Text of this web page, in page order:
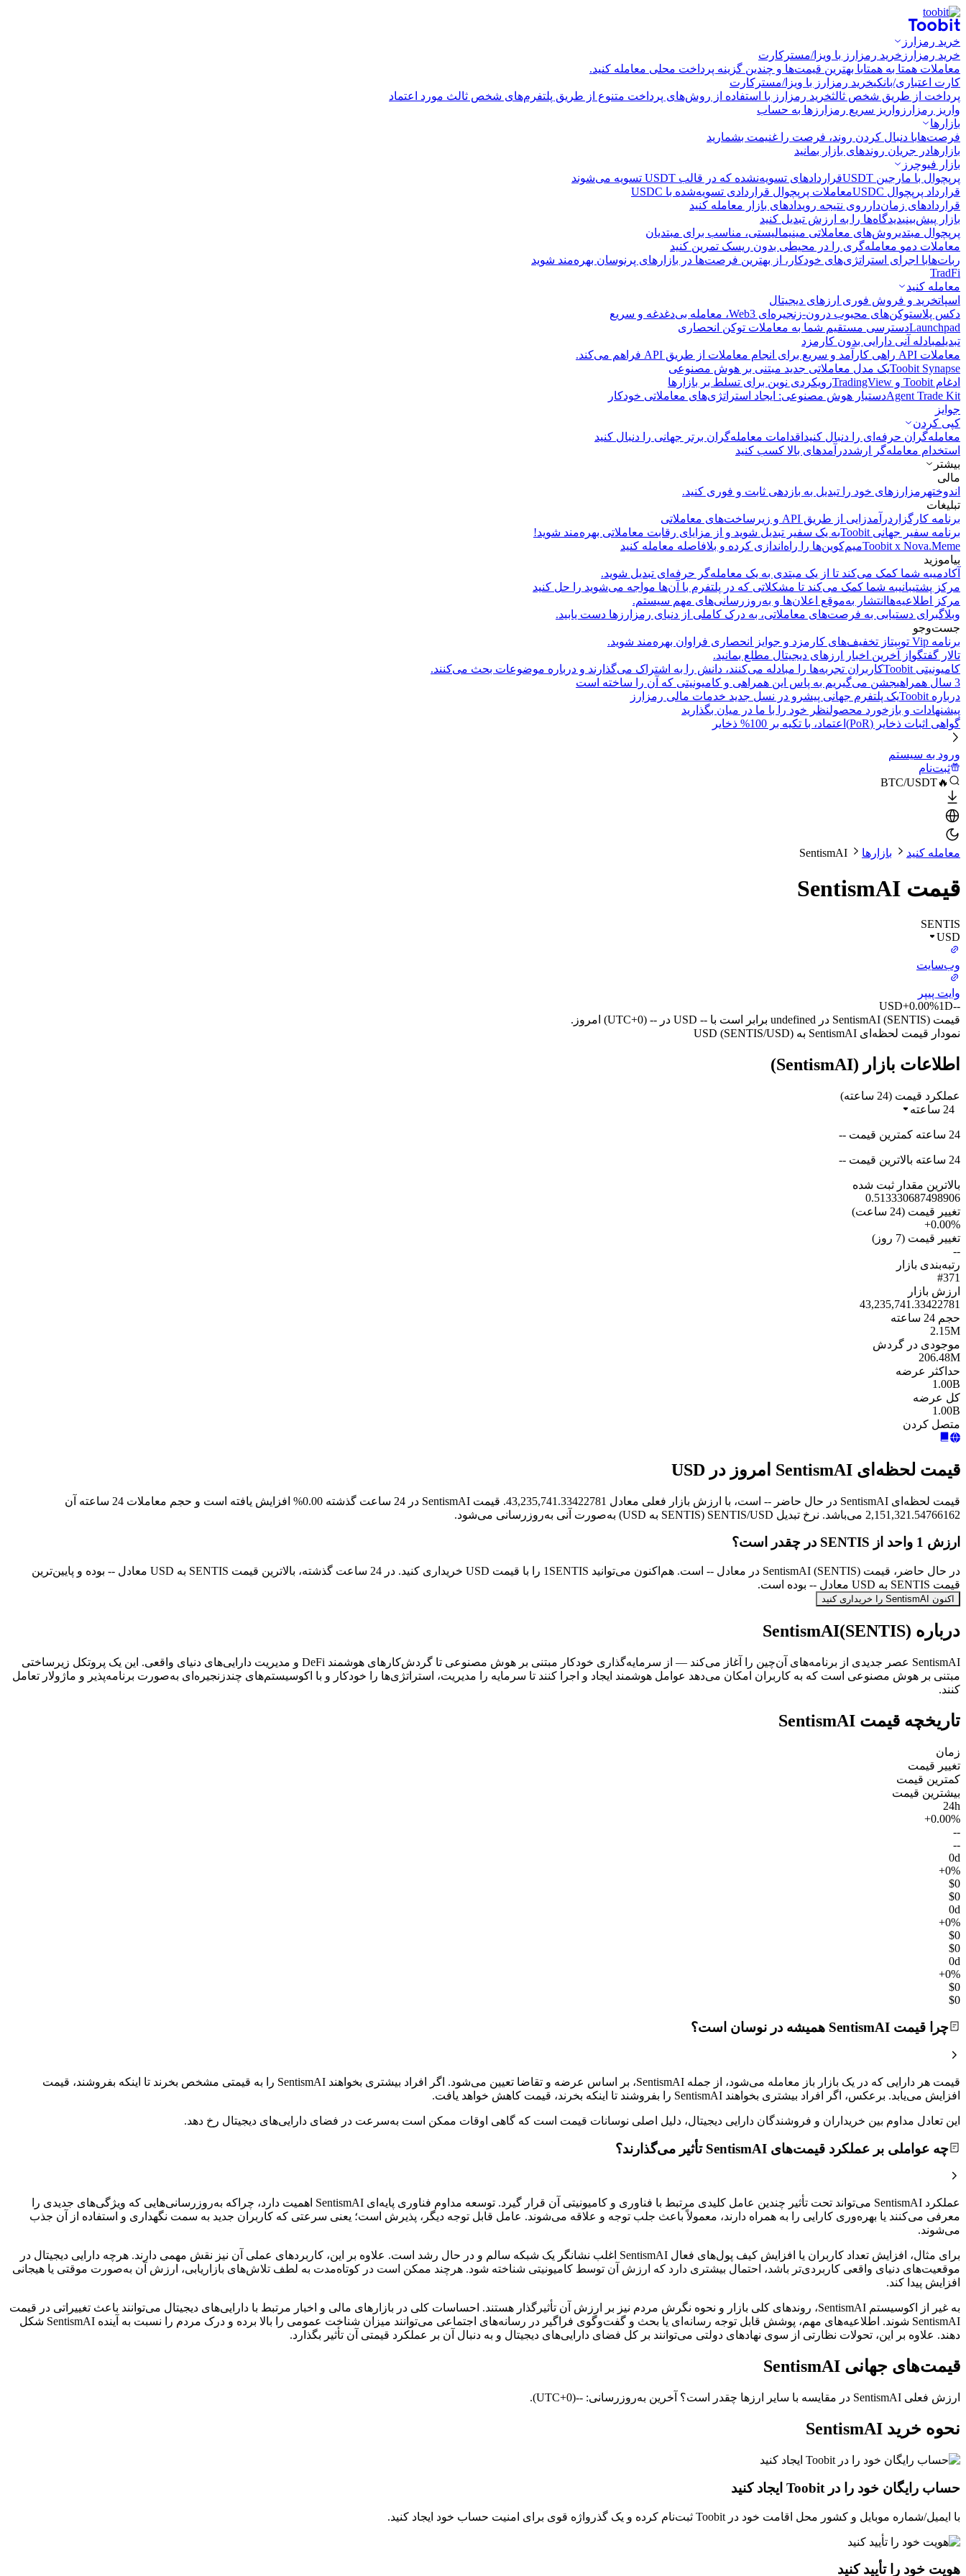
خرید رمزارز
خرید رمزارز خرید رمزارز با ویزا/مسترکارت
معاملات همتا به همتابا بهترین قیمت‌ها و چندین گزینه پرداخت محلی معامله کنید.
کارت اعتباری/بانکیخرید رمزارز با ویزا/مسترکارت
پرداخت از طریق شخص ثالثخرید رمزارز با استفاده از روش‌های پرداخت متنوع از طریق پلتفرم‌های شخص ثالث مورد اعتماد
واریز رمزارز واریز سریع رمزارزها به حساب
بازارها
فرصت‌هابا دنبال کردن روند، فرصت را غنیمت بشمارید
بازارهادر جریان روندهای بازار بمانید
بازار فیوچرز
پرپچوال با مارجین USDT
قراردادهای تسویه‌نشده که در قالب USDT تسویه می‌شوند
قرارداد پرپچوال USDC
معاملات پرپچوال قراردادی تسویه‌شده با USDC
قراردادهای زمان‌دار روی نتیجه رویدادهای بازار معامله کنید
بازار پیش‌بینیدیدگاه‌ها را به ارزش تبدیل کنید
پرپچوال مبتدیروش‌های معاملاتی مینیمالیستی، مناسب برای مبتدیان
معاملات دمو معامله‌گری را در محیطی بدون ریسک تمرین کنید
ربات‌هابا اجرای استراتژی‌های خودکار، از بهترین فرصت‌ها در بازارهای پرنوسان بهره‌مند شوید
TradFi
معامله کنید
اسپاتخرید و فروش فوری ارزهای دیجیتال
دکس پلاستوکن‌های محبوب درون-زنجیره‌ای Web3، معامله بی‌دغدغه و سریع
Launchpadدسترسی مستقیم شما به معاملات توکن انحصاری
تبدیلمبادله آنی دارایی بدون کارمزد
معاملات API
راهی کارآمد و سریع برای انجام معاملات از طریق API فراهم می‌کند.
Toobit Synapseیک مدل معاملاتی جدید مبتنی بر هوش مصنوعی
ادغام Toobit و TradingView
رویکردی نوین برای تسلط بر بازارها
Agent Trade Kitدستیار هوش مصنوعی: ایجاد استراتژی‌های معاملاتی خودکار
جوایز
کپی‌ کردن
معامله‌گران حرفه‌ای را دنبال کنید اقدامات معامله‌گران برتر جهانی را دنبال کنید
استخدام معامله‌گر ارشددرآمد‌های بالا کسب کنید
بیشتر
مالی
اندوختهرمزارزهای خود را تبدیل به بازدهی ثابت و فوری کنید.
تبلیغات
برنامه کارگزار درآمدزایی از طریق API و زیرساخت‌های معاملاتی
برنامه سفیر جهانی Toobit
به یک سفیر تبدیل شوید و از مزایای رقابت معاملاتی بهره‌مند شوید!
Toobit x Nova.Memeمیم‌کوین‌ها را راه‌اندازی کرده و بلافاصله معامله کنید
بیاموزید
آکادمیبه شما کمک می‌کند تا از یک مبتدی به یک معامله‌گر حرفه‌ای تبدیل شوید.
مرکز پشتیبانیبه شما کمک می‌کند تا مشکلاتی که در پلتفرم با آن‌ها مواجه می‌شوید را حل کنید
مرکز اطلاعیه‌ها انتشار به‌موقع اعلان‌ها و به‌روزرسانی‌های مهم سیستم.
وبلاگبرای دستیابی به فرصت‌های معاملاتی، به درک کاملی از دنیای رمزارزها دست یابید.
جست‌وجو
برنامه Vip توبیت
از تخفیف‌های کارمزد و جوایز انحصاری فراوان بهره‌مند شوید.
تالار گفتگو از آخرین اخبار ارزهای دیجیتال مطلع بمانید.
کامیونیتی Toobit
کاربران تجربه‌ها را مبادله می‌کنند، دانش را به اشتراک می‌گذارند و درباره موضوعات بحث می‌کنند.
3 سال همراهی
جشن می‌گیریم به پاس این همراهی و کامیونیتی که آن را ساخته است
درباره Toobit
یک پلتفرم جهانی پیشرو در نسل جدید خدمات مالی رمزارز
پیشنهادات و بازخورد محصولنظر خود را با ما در میان بگذارید
گواهی اثبات ذخایر (PoR)
اعتماد، با تکیه بر 100% ذخایر
ورود به سیستم
ثبت‌نام
🔥BTC/USDT
معامله کنید بازارها SentismAI
قیمت SentismAI
SENTIS
USD
وب‌سایت
وایت پیپر
--
USD+0.00%1D
قیمت SentismAI (SENTIS) در undefined برابر است با -- USD در -- (UTC+0) امروز.
نمودار قیمت لحظه‌ای SentismAI به USD (SENTIS/USD)
اطلاعات بازار (SentismAI)
عملکرد قیمت (24 ساعته)
24 ساعته
24 ساعته کمترین قیمت --
24 ساعته بالاترین قیمت --
بالاترین مقدار ثبت شده
0.513330687498906
تغییر قیمت (24 ساعت)
+0.00%
تغییر قیمت (7 روز)
--
رتبه‌بندی بازار
#371
ارزش بازار
43,235,741.33422781
حجم 24 ساعته
2.15M
موجودی در گردش
206.48M
حداکثر عرضه
1.00B
کل عرضه
1.00B
متصل کردن
قیمت لحظه‌ای SentismAI امروز در USD
قیمت لحظه‌ای SentismAI در حال حاضر -- است، با ارزش بازار فعلی معادل 43,235,741.33422781. قیمت SentismAI در 24 ساعت گذشته 0.00% افزایش یافته است و حجم معاملات 24 ساعته آن
2,151,321.54766162 می‌باشد. نرخ تبدیل SENTIS/USD (SENTIS به USD) به‌صورت آنی به‌روزرسانی می‌شود.
ارزش 1 واحد از SENTIS در چقدر است؟
در حال حاضر، قیمت SentismAI (SENTIS) در معادل -- است. هم‌اکنون می‌توانید 1SENTIS را با قیمت USD خریداری کنید. در 24 ساعت گذشته، بالاترین قیمت SENTIS به USD معادل -- بوده و پایین‌ترین
قیمت SENTIS به USD معادل -- بوده است.
اکنون SentismAI را خریداری کنید
درباره SentismAI(SENTIS)
SentismAI عصر جدیدی از برنامه‌های آن‌چین را آغاز می‌کند — از سرمایه‌گذاری خودکار مبتنی بر هوش مصنوعی تا گردش‌کارهای هوشمند DeFi و مدیریت دارایی‌های دنیای واقعی. این یک پروتکل زیرساختی
مبتنی بر هوش مصنوعی است که به کاربران امکان می‌دهد عوامل هوشمند ایجاد و اجرا کنند تا سرمایه را مدیریت، استراتژی‌ها را خودکار و با اکوسیستم‌های چندزنجیره‌ای به‌صورت برنامه‌پذیر و ماژولار تعامل
کنند.
تاریخچه قیمت SentismAI
زمان
تغییر قیمت
کمترین قیمت
بیشترین قیمت
24h
+0.00%
--
--
0d
+0%
$0
$0
0d
+0%
$0
$0
0d
+0%
$0
$0
چرا قیمت SentismAI همیشه در نوسان است؟
قیمت هر دارایی که در یک بازار باز معامله می‌شود، از جمله SentismAI، بر اساس عرضه و تقاضا تعیین می‌شود. اگر افراد بیشتری بخواهند SentismAI را به قیمتی مشخص بخرند تا اینکه بفروشند، قیمت
افزایش می‌یابد. برعکس، اگر افراد بیشتری بخواهند SentismAI را بفروشند تا اینکه بخرند، قیمت کاهش خواهد یافت.
این تعادل مداوم بین خریداران و فروشندگان دارایی دیجیتال، دلیل اصلی نوسانات قیمت است که گاهی اوقات ممکن است به‌سرعت در فضای دارایی‌های دیجیتال رخ دهد.
چه عواملی بر عملکرد قیمت‌های SentismAI تأثیر می‌گذارند؟
عملکرد SentismAI می‌تواند تحت تأثیر چندین عامل کلیدی مرتبط با فناوری و کامیونیتی آن قرار گیرد. توسعه مداوم فناوری پایه‌ای SentismAI اهمیت دارد، چراکه به‌روزرسانی‌هایی که ویژگی‌های جدیدی را
معرفی می‌کنند یا بهره‌وری کارایی را به همراه دارند، معمولاً باعث جلب توجه و علاقه‌ می‌شوند. عامل قابل توجه دیگر، پذیرش است؛ یعنی سرعتی که کاربران جدید به سمت نگهداری و استفاده از آن جذب
می‌شوند.
برای مثال، افزایش تعداد کاربران یا افزایش کیف پول‌های فعال SentismAI اغلب نشانگر یک شبکه سالم و در حال رشد است. علاوه بر این، کاربردهای عملی آن نیز نقش مهمی دارند. هرچه دارایی دیجیتال در
موقعیت‌های دنیای واقعی کاربردی‌تر باشد، احتمال بیشتری دارد که ارزش آن توسط کامیونیتی شناخته شود. هرچند ممکن است در کوتاه‌مدت به لطف تلاش‌های بازاریابی، ارزش آن به‌صورت موقتی یا هیجانی
افزایش پیدا کند.
به غیر از اکوسیستم SentismAI، روندهای کلی بازار و نحوه نگرش مردم نیز بر ارزش آن تأثیرگذار هستند. احساسات کلی در بازارهای مالی و اخبار مرتبط با دارایی‌های دیجیتال می‌توانند باعث تغییراتی در قیمت
SentismAI شوند. اطلاعیه‌های مهم، پوشش قابل توجه رسانه‌ای یا بحث و گفت‌وگوی فراگیر در رسانه‌های اجتماعی می‌توانند میزان شناخت عمومی را بالا برده و درک مردم را نسبت به آینده SentismAI شکل
دهند. علاوه بر این، تحولات نظارتی از سوی نهادهای دولتی می‌توانند بر کل فضای دارایی‌های دیجیتال و به‌ دنبال آن بر عملکرد قیمتی آن تأثیر بگذارد.
قیمت‌های جهانی SentismAI
ارزش فعلی SentismAI در مقایسه با سایر ارزها چقدر است؟ آخرین به‌روزرسانی: --(UTC+0).
نحوه خرید SentismAI
حساب رایگان خود را در Toobit ایجاد کنید
با ایمیل/شماره موبایل و کشور محل اقامت خود در Toobit ثبت‌نام کرده و یک گذرواژه قوی برای امنیت حساب خود ایجاد کنید.
هویت خود را تأیید کنید